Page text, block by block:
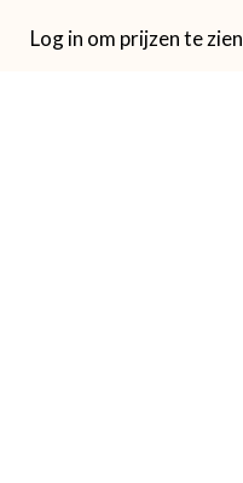
Log in om prijzen te zien